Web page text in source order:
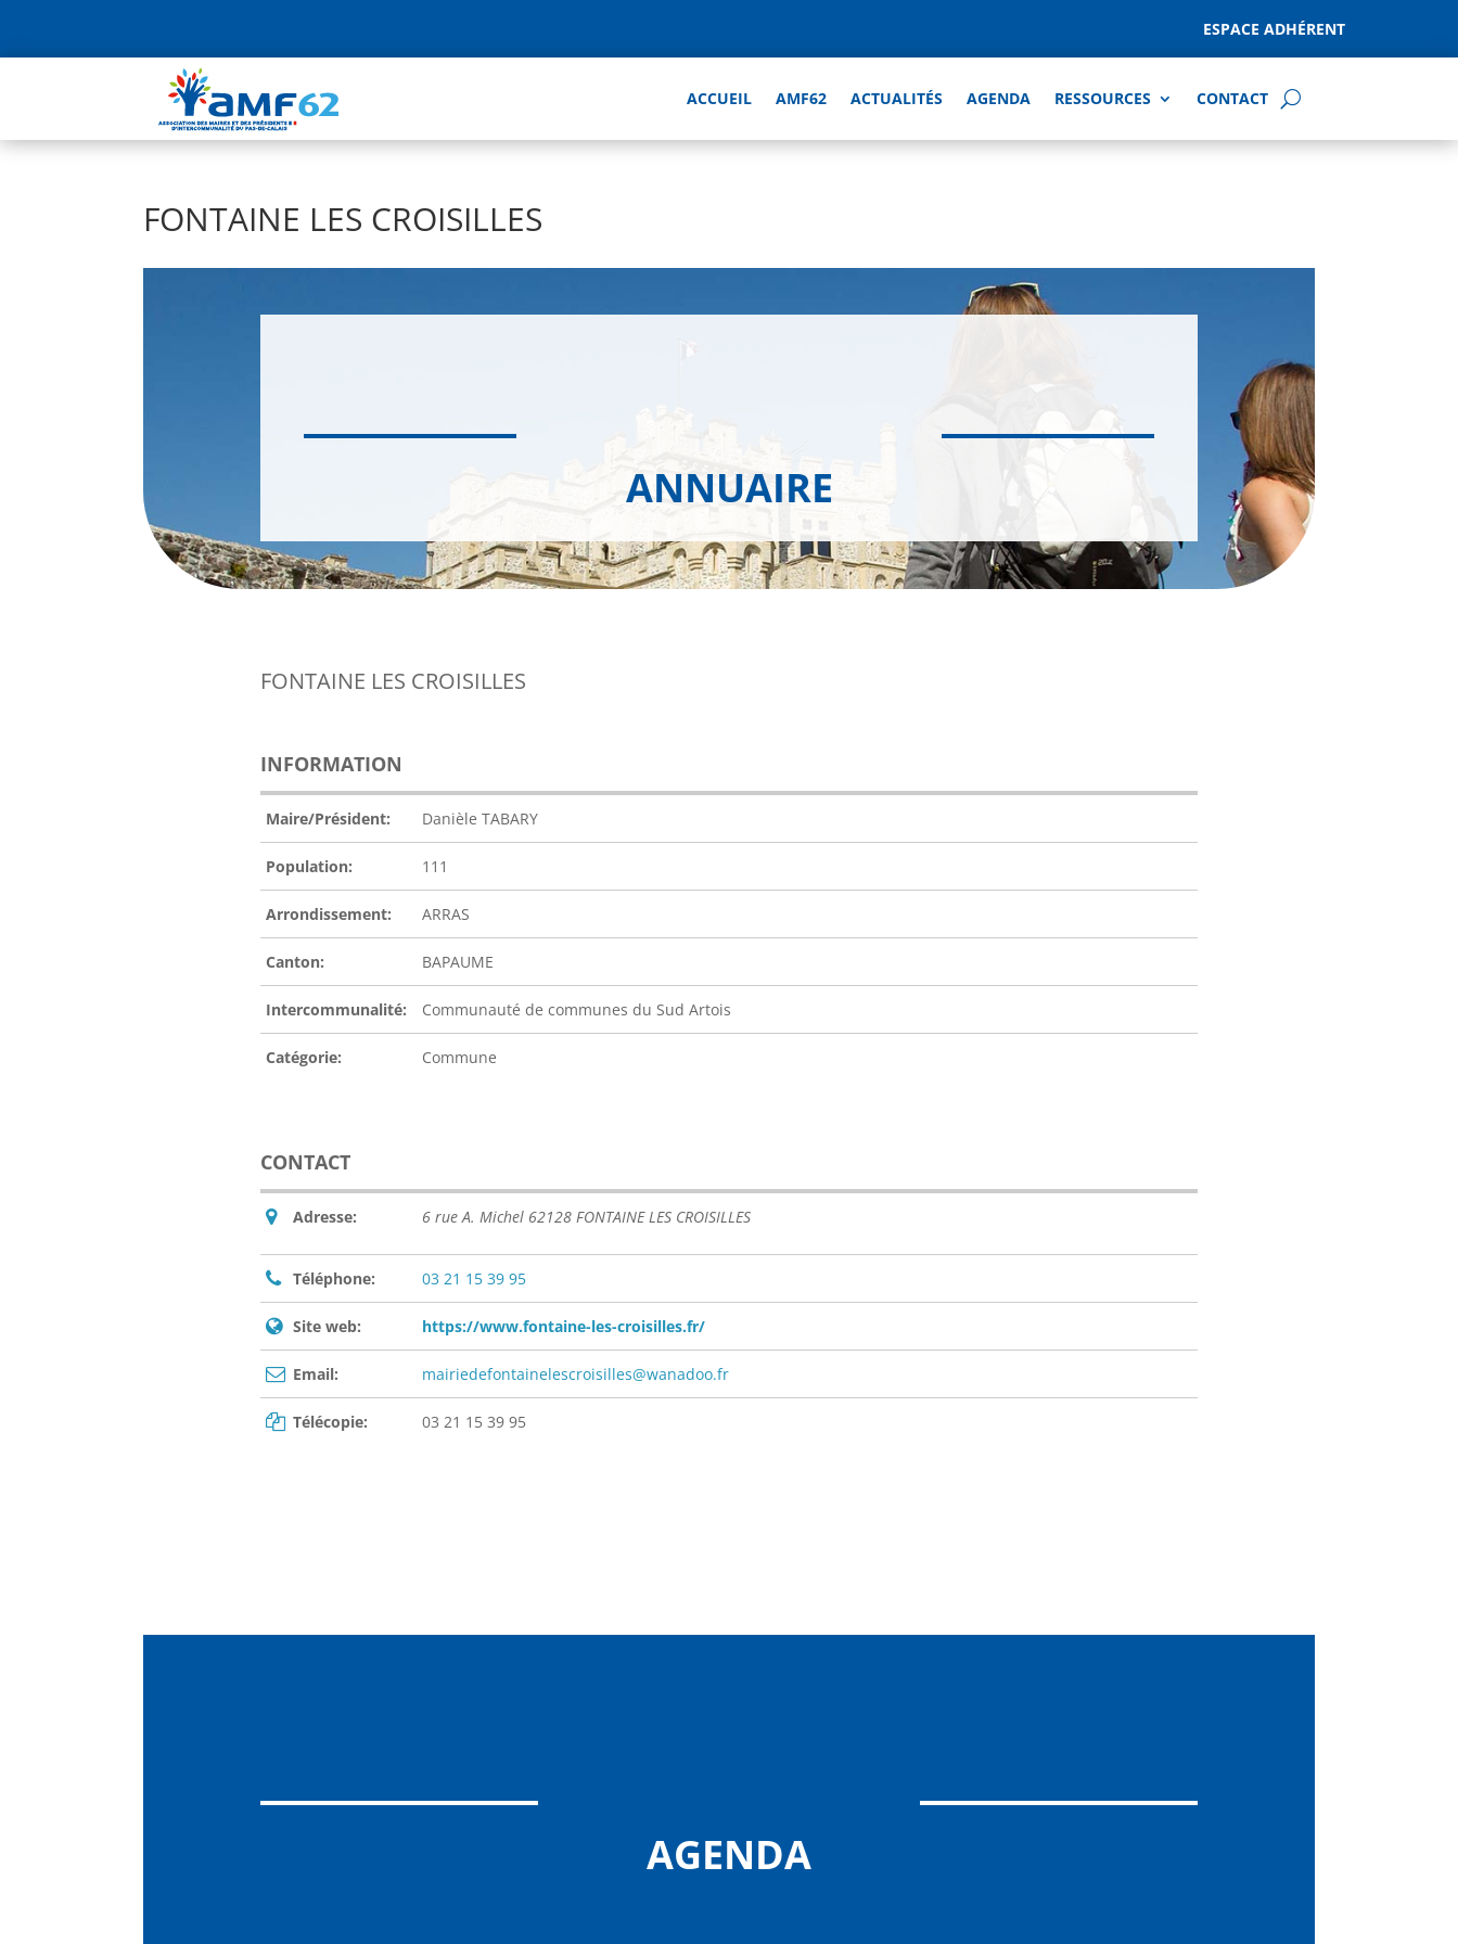
ESPACE ADHÉRENT
ACCUEIL AMF62 ACTUALITÉS AGENDA RESSOURCES CONTACT
FONTAINE LES CROISILLES
ANNUAIRE
FONTAINE LES CROISILLES
INFORMATION
Maire/Président: Danièle TABARY
Population: 111
Arrondissement: ARRAS
Canton: BAPAUME
Intercommunalité: Communauté de communes du Sud Artois
Catégorie: Commune
CONTACT
Adresse: 6 rue A. Michel 62128 FONTAINE LES CROISILLES
Téléphone: 03 21 15 39 95
Site web: https://www.fontaine-les-croisilles.fr/
Email: mairiedefontainelescroisilles@wanadoo.fr
Télécopie: 03 21 15 39 95
AGENDA